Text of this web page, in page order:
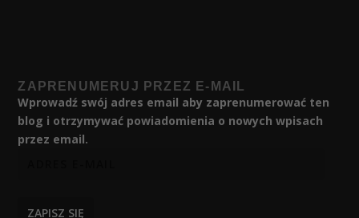
ZAPRENUMERUJ PRZEZ E-MAIL
Wprowadź swój adres email aby zaprenumerować ten
blog i otrzymywać powiadomienia o nowych wpisach
przez email.
ZAPISZ SIĘ